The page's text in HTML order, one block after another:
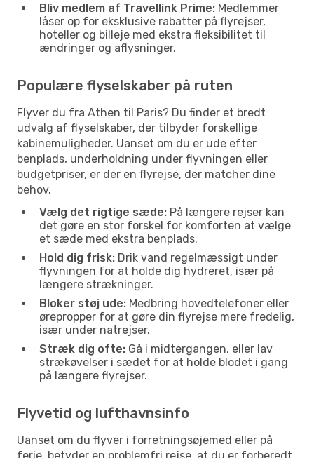
Bliv medlem af Travellink Prime: Medlemmer
låser op for eksklusive rabatter på flyrejser,
hoteller og billeje med ekstra fleksibilitet til
ændringer og aflysninger.
Populære flyselskaber på ruten
Flyver du fra Athen til Paris? Du finder et bredt
udvalg af flyselskaber, der tilbyder forskellige
kabinemuligheder. Uanset om du er ude efter
benplads, underholdning under flyvningen eller
budgetpriser, er der en flyrejse, der matcher dine
behov.
Vælg det rigtige sæde: På længere rejser kan
det gøre en stor forskel for komforten at vælge
et sæde med ekstra benplads.
Hold dig frisk: Drik vand regelmæssigt under
flyvningen for at holde dig hydreret, især på
længere strækninger.
Bloker støj ude: Medbring hovedtelefoner eller
ørepropper for at gøre din flyrejse mere fredelig,
især under natrejser.
Stræk dig ofte: Gå i midtergangen, eller lav
strækøvelser i sædet for at holde blodet i gang
på længere flyrejser.
Flyvetid og lufthavnsinfo
Uanset om du flyver i forretningsøjemed eller på